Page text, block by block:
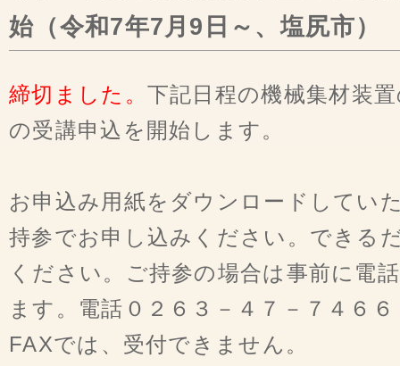
始（令和7年7月9日～、塩尻市）
締切ました。 下記日程の機械集材装
の受講申込を開始します。
お申込み用紙をダウンロードしてい
持参でお申し込みください。できる
ください。ご持参の場合は事前に電
ます。電話０２６３－４７－７４６
FAXでは、受付できません。